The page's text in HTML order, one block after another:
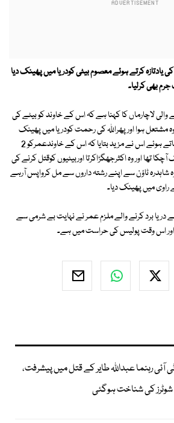
یادتازہ کرتے ہوئے معصوم بیٹی کودریا میں پھینک دیا
بھی کرلیا۔
لاچارماں کا کہنا ہے کہ اس کے خاوند کو بیٹے کی
مشتعل ہوا اورپھراللہ کی رحمت کودریا میں پھینک
دیا۔اپنی دکھ بھری داستان سناتے ہوئے اس نے مزید بتایا کہ اس کے خاوندعمرکو 2
تھا اور وہ اکثرجھگڑاکرتا اوربیٹیوں کوقتل کرنے کی
شاہدرہ ٹاؤن سے اپنے رشتہ داروں سے مل کرواپس آرہے
میں پھینک دیا۔
دریا برد کرنے والے ملزم عمر نے نہایت بے شرمی سے
اور اس وقت پولیس کی حراست میں ہے۔
آئی رہنما عبداللہ طایر کے قتل میں پیشرفت،
شوٹرز کی شناخت ہوگئی